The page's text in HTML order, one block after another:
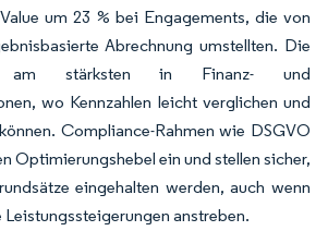
um 23 % bei Engagements, die von
Abrechnung umstellten. Die
am stärksten in Finanz- und
wo Kennzahlen leicht verglichen und
Compliance-Rahmen wie DSGVO
Optimierungshebel ein und stellen sicher,
eingehalten werden, auch wenn
anstreben.